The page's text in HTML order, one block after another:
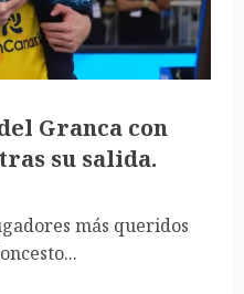
Granca con
su salida.
más queridos